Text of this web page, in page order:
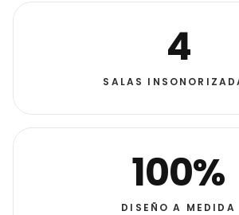
4
SALAS
100%
DISEÑO A MEDIDA